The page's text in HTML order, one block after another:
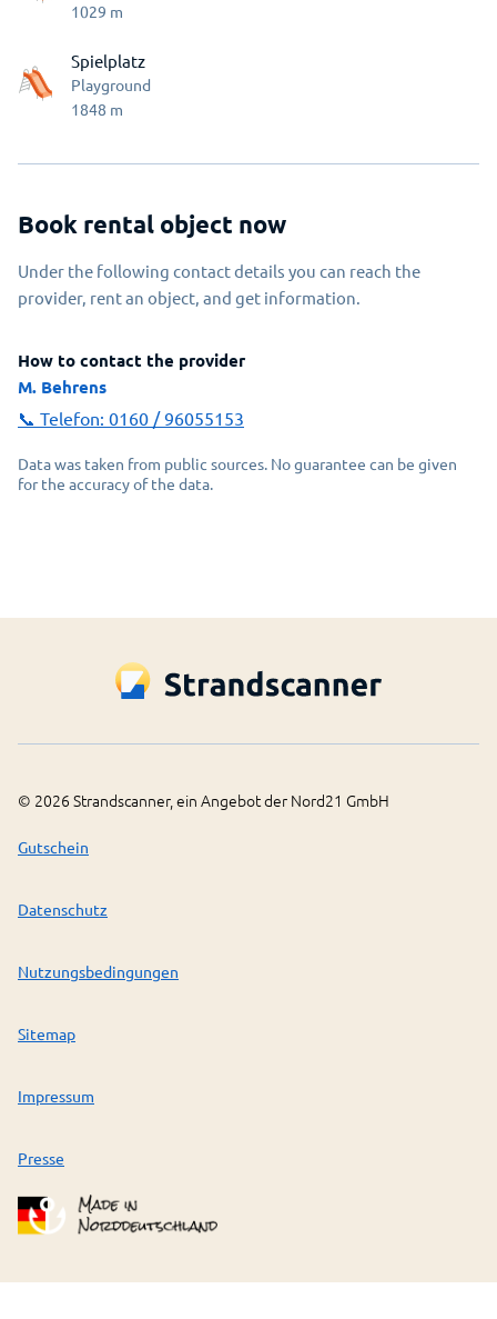
1029 m
Spielplatz
Playground
1848 m
Book rental object now
Under the following contact details you can reach the
provider, rent an object, and get information.
How to contact the provider
M. Behrens
📞 Telefon: 0160 / 96055153
Data was taken from public sources. No guarantee can be given
for the accuracy of the data.
© 2026 Strandscanner, ein Angebot der Nord21 GmbH
Gutschein
Datenschutz
Nutzungsbedingungen
Sitemap
Impressum
Presse